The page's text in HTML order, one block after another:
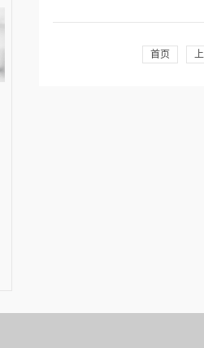
布的《2017年中国点胶机行业现
首页